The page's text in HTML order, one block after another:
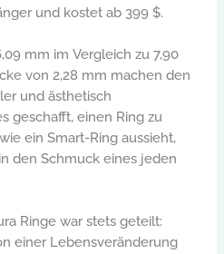
und kostet ab 399 $.
mm im Vergleich zu 7,90
von 2,28 mm machen den
und ästhetisch
geschafft, einen Ring zu
ein Smart-Ring aussieht,
den Schmuck eines jeden
Ringe war stets geteilt:
einer Lebensveränderung